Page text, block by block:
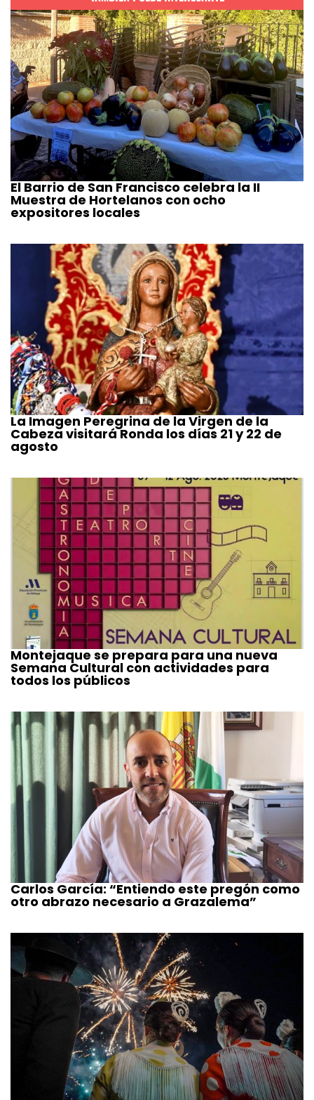
El Barrio de San Francisco celebra la II
Muestra de Hortelanos con ocho
expositores locales
La Imagen Peregrina de la Virgen de la
Cabeza visitará Ronda los días 21 y 22 de
agosto
Montejaque se prepara para una nueva
Semana Cultural con actividades para
todos los públicos
Carlos García: “Entiendo este pregón como
otro abrazo necesario a Grazalema”